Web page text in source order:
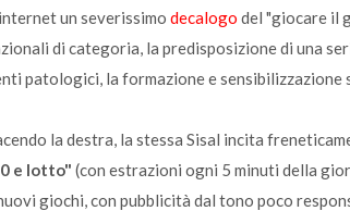
un severissimo decalogo del "giocare il
di categoria, la predisposizione di una
patologici, la formazione e sensibilizzazione
la destra, la stessa Sisal incita
e lotto" (con estrazioni ogni 5 minuti della
giochi, con pubblicità dal tono poco